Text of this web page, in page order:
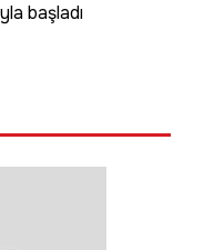
başladı